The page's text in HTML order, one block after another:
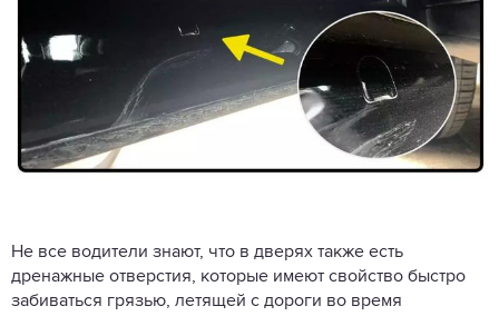
Не все водители знают, что в дверях также есть
дренажные отверстия, которые имеют свойство быстро
забиваться грязью, летящей с дороги во время